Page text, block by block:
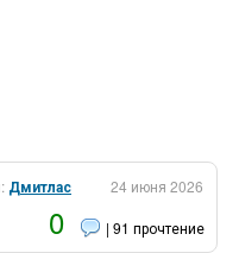
Дмитлас 24 июня 2026
0 | 91 прочтение